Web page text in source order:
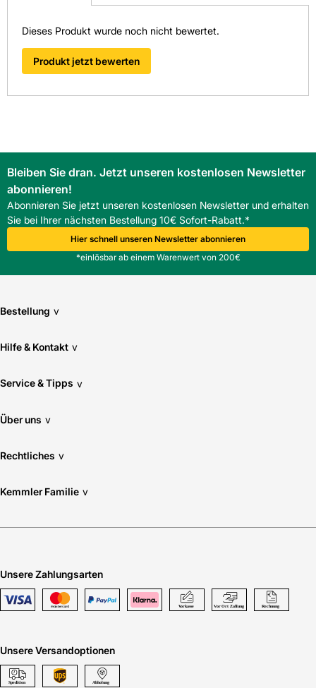
schnellstmöglich bearbeiten.
Dieses Produkt wurde noch nicht bewertet.
Produkt jetzt bewerten
Bleiben Sie dran. Jetzt unseren kostenlosen Newsletter
abonnieren!
Abonnieren Sie jetzt unseren kostenlosen Newsletter und erhalten
Sie bei Ihrer nächsten Bestellung 10€ Sofort-Rabatt.*
Hier schnell unseren Newsletter abonnieren
*einlösbar ab einem Warenwert von 200€
Bestellung v
Hilfe & Kontakt v
Service & Tipps v
Über uns v
Rechtliches v
Kemmler Familie v
Unsere Zahlungsarten
Unsere Versandoptionen